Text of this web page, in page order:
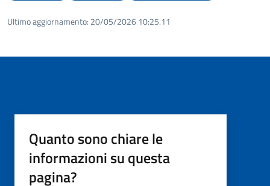
Ultimo aggiornamento: 20/05/2026 10:25.11
Quanto sono chiare le
informazioni su questa
pagina?